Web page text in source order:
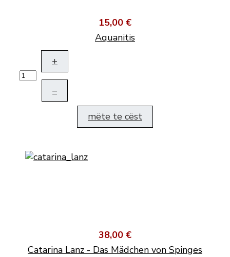
15,00 €
Aquanitis
+
–
mëte te cëst
38,00 €
Catarina Lanz - Das Mädchen von Spinges